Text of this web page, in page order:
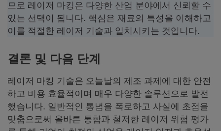
므로 레이저 마킹은 다양한 산업 분야에서 신뢰할 수
있는 선택이 됩니다. 핵심은 재료의 특성을 이해하고
이를 적절한 레이저 기술과 일치시키는 것입니다.
결론 및 다음 단계
레이저 마킹 기술은 오늘날의 제조 과제에 대한 안전
하고 비용 효율적이며 매우 다양한 솔루션으로 발전
했습니다. 일반적인 통념을 폭로하고 사실에 초점을
맞춤으로써 올바른 통합과 철저한 레이저 위험 평가